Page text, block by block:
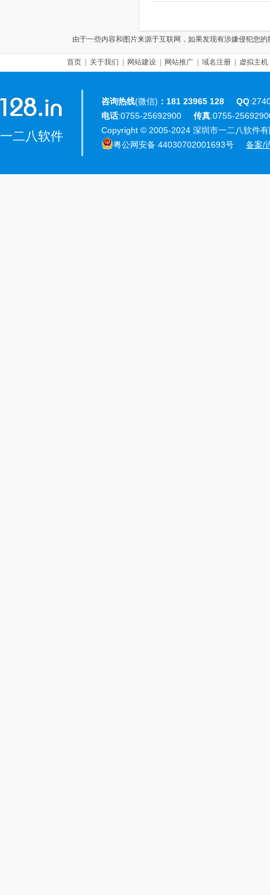
由于一些内容和图片来源于互联网，如果发现有涉嫌侵犯您的
首页 关于我们 网站建设 网站推广 |域名注册 虚拟主机
一二八软件
咨询热线(微信) ：181 23965 128 QQ
电话:0755-25692900 传真:0755-
Copyright © 2005-2024 深圳市一二八软件
粤公网安备 44030702001693号
备案/